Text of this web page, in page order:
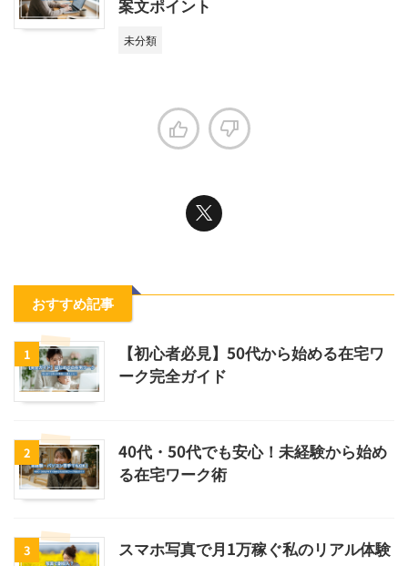
案文ポイント
未分類
おすすめ記事
1
【初心者必見】50代から始める在宅ワ
ーク完全ガイド
2
40代・50代でも安心！未経験から始め
る在宅ワーク術
3 スマホ写真で月1万稼ぐ私のリアル体験